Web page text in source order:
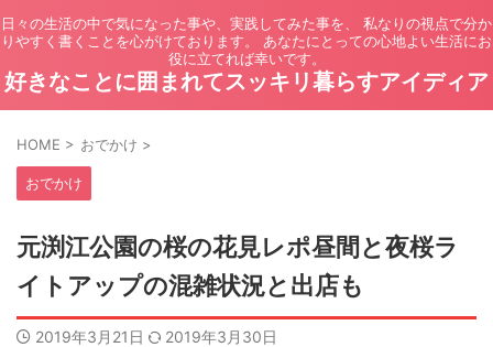
日々の生活の中で気になった事や、実践してみた事を、 私なりの視点で分か
りやすく書くことを心がけております。 あなたにとっての心地よい生活にお
役に立てれば幸いです。
好きなことに囲まれてスッキリ暮らすアイディア
HOME > おでかけ >
おでかけ
元渕江公園の桜の花見レポ昼間と夜桜ラ
イトアップの混雑状況と出店も
2019年3月21日 2019年3月30日